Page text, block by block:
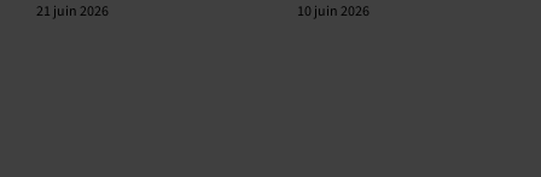
21 juin 2026 10 juin 2026